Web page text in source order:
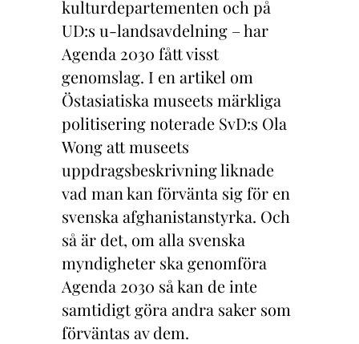
kulturdepartementen och på
UD:s u-landsavdelning – har
Agenda 2030 fått visst
genomslag. I en artikel om
Östasiatiska museets märkliga
politisering noterade SvD:s Ola
Wong att museets
uppdragsbeskrivning liknade
vad man kan förvänta sig för en
svenska afghanistanstyrka. Och
så är det, om alla svenska
myndigheter ska genomföra
Agenda 2030 så kan de inte
samtidigt göra andra saker som
förväntas av dem.